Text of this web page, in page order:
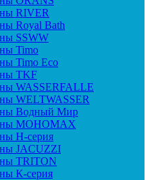
RIVER
Royal Bath
SSWW
Timo
Timo Eco
TKF
WASSERFALLE
WELTWASSER
Водный Мир
МОНОМАХ
H-серия
JACUZZI
TRITON
К-серия